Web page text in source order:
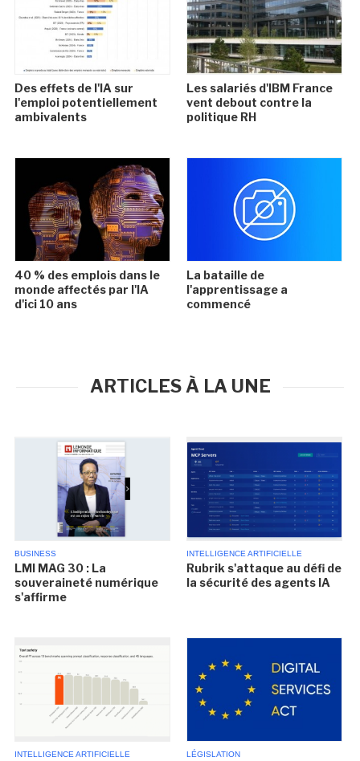
Des effets de l'IA sur
l'emploi potentiellement
ambivalents
Les salariés d'IBM France
vent debout contre la
politique RH
40 % des emplois dans le
monde affectés par l'IA
d'ici 10 ans
La bataille de
l'apprentissage a
commencé
ARTICLES À LA UNE
BUSINESS
LMI MAG 30 : La
souveraineté numérique
s'affirme
INTELLIGENCE ARTIFICIELLE
Rubrik s'attaque au défi de
la sécurité des agents IA
INTELLIGENCE ARTIFICIELLE LÉGISLATION